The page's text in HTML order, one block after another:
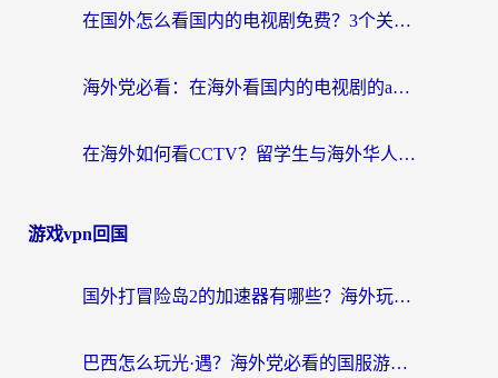
在国外怎么看国内的电视剧免费？3个关键步骤+1款靠谱加速器帮你搞定
海外党必看：在海外看国内的电视剧的app选对了吗？3步解决地域限制烦恼
在海外如何看CCTV？留学生与海外华人的实用回国加速指南
游戏vpn回国
国外打冒险岛2的加速器有哪些？海外玩家国服畅玩全攻略（附实测推荐）
巴西怎么玩光·遇？海外党必看的国服游戏加速器选择指南（附3款热门游戏实测）